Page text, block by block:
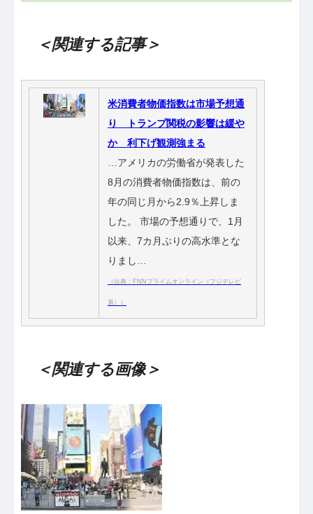
＜関連する記事＞
米消費者物価指数は市場予想通
り トランプ関税の影響は緩や
か 利下げ観測強まる
…アメリカの労働省が発表した
8月の消費者物価指数は、前の
年の同じ月から2.9％上昇しま
した。 市場の予想通りで、1月
以来、7カ月ぶりの高水準とな
りまし…
（出典：FNNプライムオンライン（フジテレビ
系））
＜関連する画像＞